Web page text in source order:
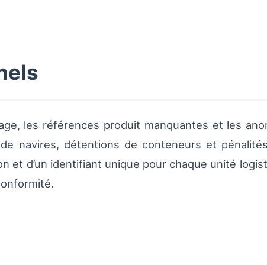
les références produit manquantes et les
navires, détentions de conteneurs et
et d’un identifiant unique pour chaque unité